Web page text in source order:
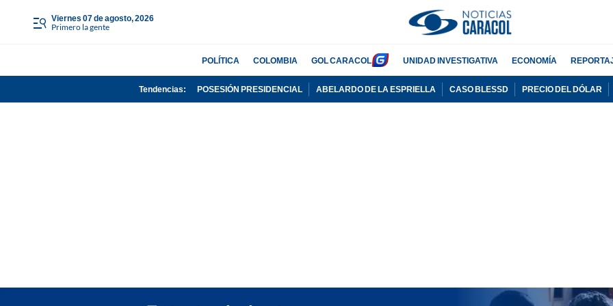
viernes 07 de agosto, 2026
Primero la gente
POLÍTICA COLOMBIA GOL CARACOL UNIDAD INVESTIGATIVA ECONOMÍA
Tendencias: POSESIÓN PRESIDENCIAL ABELARDO DE LA ESPRIELLA CASO BLESSD PRECIO DEL DÓLAR